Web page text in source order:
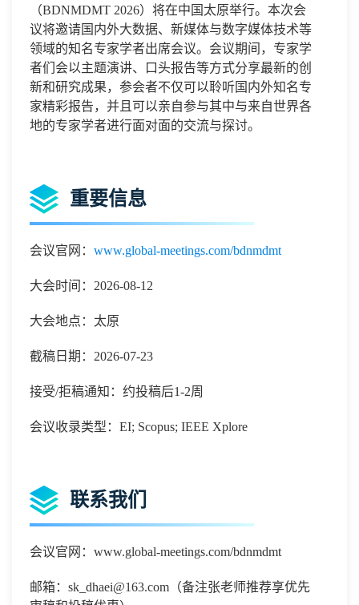
（BDNMDMT 2026）将在中国 太原举行。本次会
议将邀请国内外大数据、新媒体与数字媒体技术等
领域的知名专家学者出席会议。会议期间，专家学
者们会以主题演讲、口头报告等方式分享最新的创
新和研究成果，参会者不仅可以聆听国内外知名专
家精彩报告，并且可以亲自参与其中与来自世界各
地的专家学者进行面对面的交流与探讨。
重要信息
会议官网： www.global-meetings.com/bdnmdmt
大会时间：2026-08-12
大会地点：太原
截稿日期：2026-07-23
接受/拒稿通知：约投稿后1-2周
会议收录类型：EI; Scopus; IEEE Xplore
联系我们
会议官网： www.global-meetings.com/bdnmdmt
邮箱： sk_dhaei@163.com（备注张老师推荐享优先